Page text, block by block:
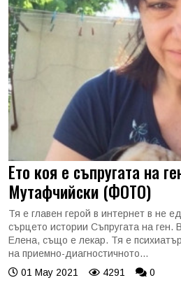
Ето коя е съпругата на
Мутафчийски (ФОТО)
Тя е главен герой в интернет в не
сърцето истории Съпругата на ген.
Елена, също е лекар. Тя е
на приемно-диагностичното...
01 May 2021
4291 0